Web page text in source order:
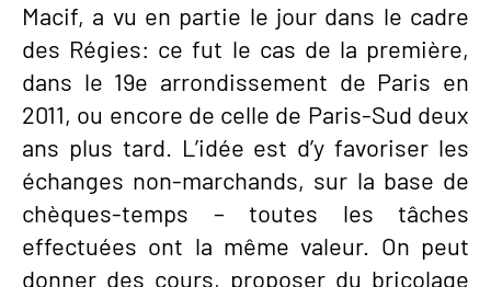
Macif, a vu en partie le jour dans le cadre
des Régies: ce fut le cas de la première,
dans le 19e arrondissement de Paris en
2011, ou encore de celle de Paris-Sud deux
ans plus tard. L’idée est d’y favoriser les
échanges non-marchands, sur la base de
chèques-temps – toutes les tâches
effectuées ont la même valeur. On peut
donner des cours, proposer du bricolage